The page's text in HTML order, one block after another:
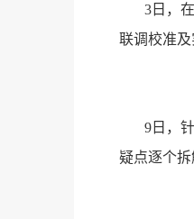
3日，
联调校准
9日，
疑点逐个拆